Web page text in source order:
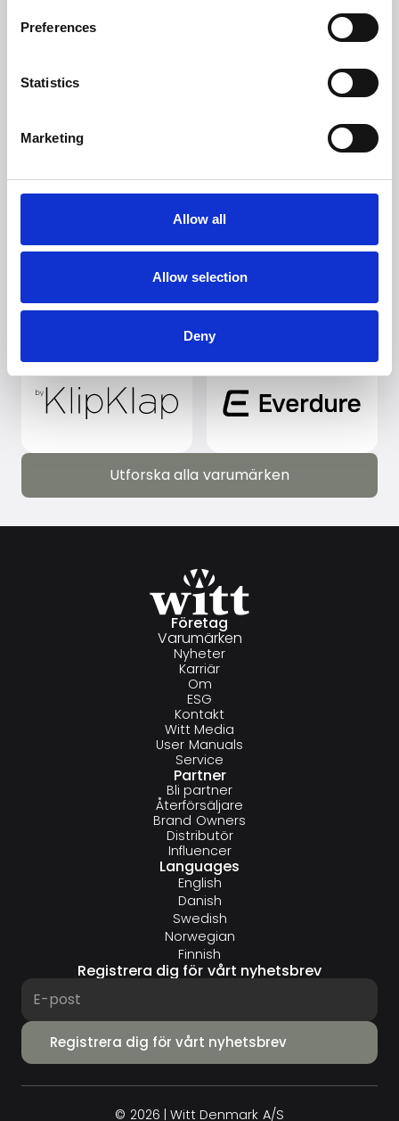
Preferences
Statistics
Marketing
Allow all
Allow selection
Deny
Utforska alla varumärken
Utforska alla varumärken
Företag
Varumärken
Nyheter
Karriär
Om
ESG
Kontakt
Witt Media
User Manuals
Service
Partner
Bli partner
Återförsäljare
Brand Owners
Distributör
Influencer
Languages
English
Danish
Swedish
Norwegian
Finnish
Registrera dig för vårt nyhetsbrev
© 2026 | Witt Denmark A/S